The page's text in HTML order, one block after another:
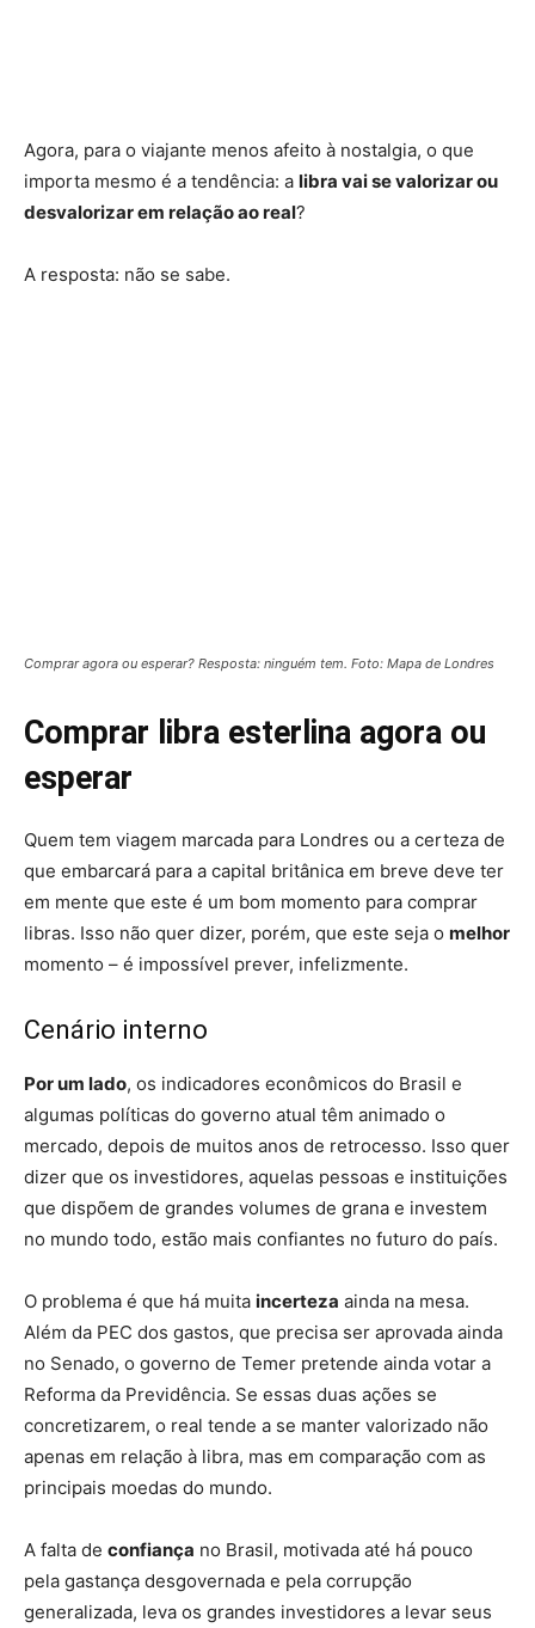
Agora, para o viajante menos afeito à nostalgia, o que
importa mesmo é a tendência: a libra vai se valorizar ou
desvalorizar em relação ao real?
A resposta: não se sabe.
Comprar agora ou esperar? Resposta: ninguém tem. Foto: Mapa de Londres
Comprar libra esterlina agora ou
esperar
Quem tem viagem marcada para Londres ou a certeza de
que embarcará para a capital britânica em breve deve ter
em mente que este é um bom momento para comprar
libras. Isso não quer dizer, porém, que este seja o melhor
momento – é impossível prever, infelizmente.
Cenário interno
Por um lado, os indicadores econômicos do Brasil e
algumas políticas do governo atual têm animado o
mercado, depois de muitos anos de retrocesso. Isso quer
dizer que os investidores, aquelas pessoas e instituições
que dispõem de grandes volumes de grana e investem
no mundo todo, estão mais confiantes no futuro do país.
O problema é que há muita incerteza ainda na mesa.
Além da PEC dos gastos, que precisa ser aprovada ainda
no Senado, o governo de Temer pretende ainda votar a
Reforma da Previdência. Se essas duas ações se
concretizarem, o real tende a se manter valorizado não
apenas em relação à libra, mas em comparação com as
principais moedas do mundo.
A falta de confiança no Brasil, motivada até há pouco
pela gastança desgovernada e pela corrupção
generalizada, leva os grandes investidores a levar seus